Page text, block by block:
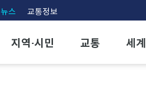
뉴스 교통정보
지역·시민 교통 세계